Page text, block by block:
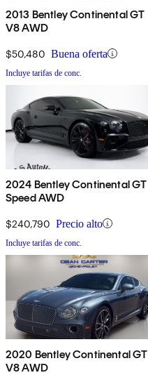
2013 Bentley Continental GT
V8 AWD
$50,480 Buena oferta
Incluye tarifas de conc.
2024 Bentley Continental GT
Speed AWD
$240,790 Precio alto
Incluye tarifas de conc.
2020 Bentley Continental GT
V8 AWD